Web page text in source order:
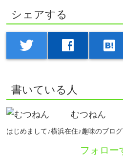
シェアする
twitter facebook hatenabookmark
書いている人
むつねん
はじめまして♪横浜在住♪趣味のブロ
フォロー